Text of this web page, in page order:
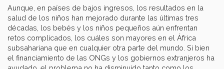
Aunque, en países de bajos ingresos, los resultados en la
salud de los niños han mejorado durante las últimas tres
décadas, los bebés y los niños pequeños aún enfrentan
retos complicados, los cuáles son mayores en el África
subsahariana que en cualquier otra parte del mundo. Si bien
el financiamiento de las ONGs y los gobiernos extranjeros ha